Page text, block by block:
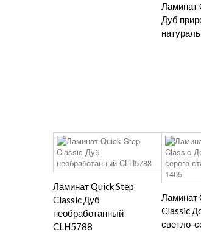
Ламинат
Дуб
Ламинат Quick Step
Classic Дуб
необработанный
CLH5788
Ламинат
Classic
светло-